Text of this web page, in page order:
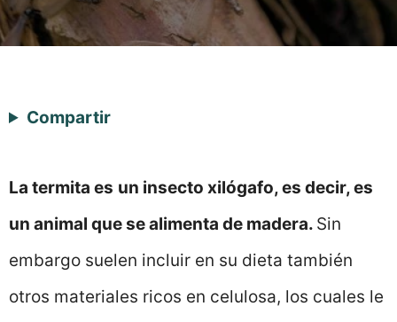
Compartir
La termita es un insecto xilógafo, es decir, es
un animal que se alimenta de madera. Sin
embargo suelen incluir en su dieta también
otros materiales ricos en celulosa, los cuales le